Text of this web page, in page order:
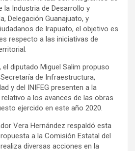
la Industria de Desarrollo y
Delegación Guanajuato, y
de Irapuato, el objetivo es
respecto a las iniciativas de
diputado Miguel Salim propuso
de Infraestructura,
y del INIFEG presenten a la
a los avances de las obras
ejercido en este año 2020.
Vera Hernández respaldó esta
a la Comisión Estatal del
diversas acciones en la